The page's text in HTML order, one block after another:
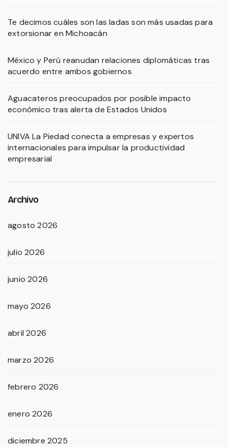
Te decimos cuáles son las ladas son más usadas para
extorsionar en Michoacán
México y Perú reanudan relaciones diplomáticas tras
acuerdo entre ambos gobiernos
Aguacateros preocupados por posible impacto
económico tras alerta de Estados Unidos
UNIVA La Piedad conecta a empresas y expertos
internacionales para impulsar la productividad
empresarial
Archivo
agosto 2026
julio 2026
junio 2026
mayo 2026
abril 2026
marzo 2026
febrero 2026
enero 2026
diciembre 2025